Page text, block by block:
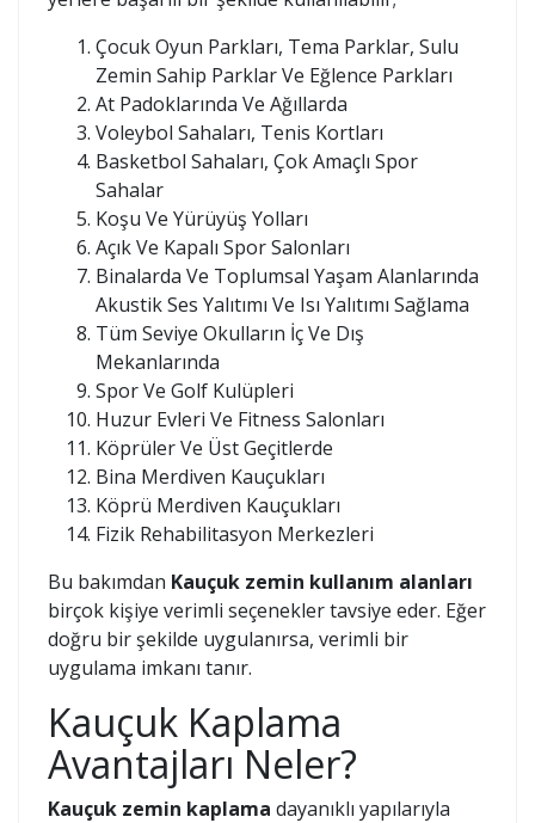
Çocuk Oyun Parkları, Tema Parklar, Sulu
Zemin Sahip Parklar Ve Eğlence Parkları
At Padoklarında Ve Ağıllarda
Voleybol Sahaları, Tenis Kortları
Basketbol Sahaları, Çok Amaçlı Spor
Sahalar
Koşu Ve Yürüyüş Yolları
Açık Ve Kapalı Spor Salonları
Binalarda Ve Toplumsal Yaşam Alanlarında
Akustik Ses Yalıtımı Ve Isı Yalıtımı Sağlama
Tüm Seviye Okulların İç Ve Dış
Mekanlarında
Spor Ve Golf Kulüpleri
Huzur Evleri Ve Fitness Salonları
Köprüler Ve Üst Geçitlerde
Bina Merdiven Kauçukları
Köprü Merdiven Kauçukları
Fizik Rehabilitasyon Merkezleri
Bu bakımdan Kauçuk zemin kullanım alanları
birçok kişiye verimli seçenekler tavsiye eder. Eğer
doğru bir şekilde uygulanırsa, verimli bir
uygulama imkanı tanır.
Kauçuk Kaplama
Avantajları Neler?
Kauçuk zemin kaplama dayanıklı yapılarıyla